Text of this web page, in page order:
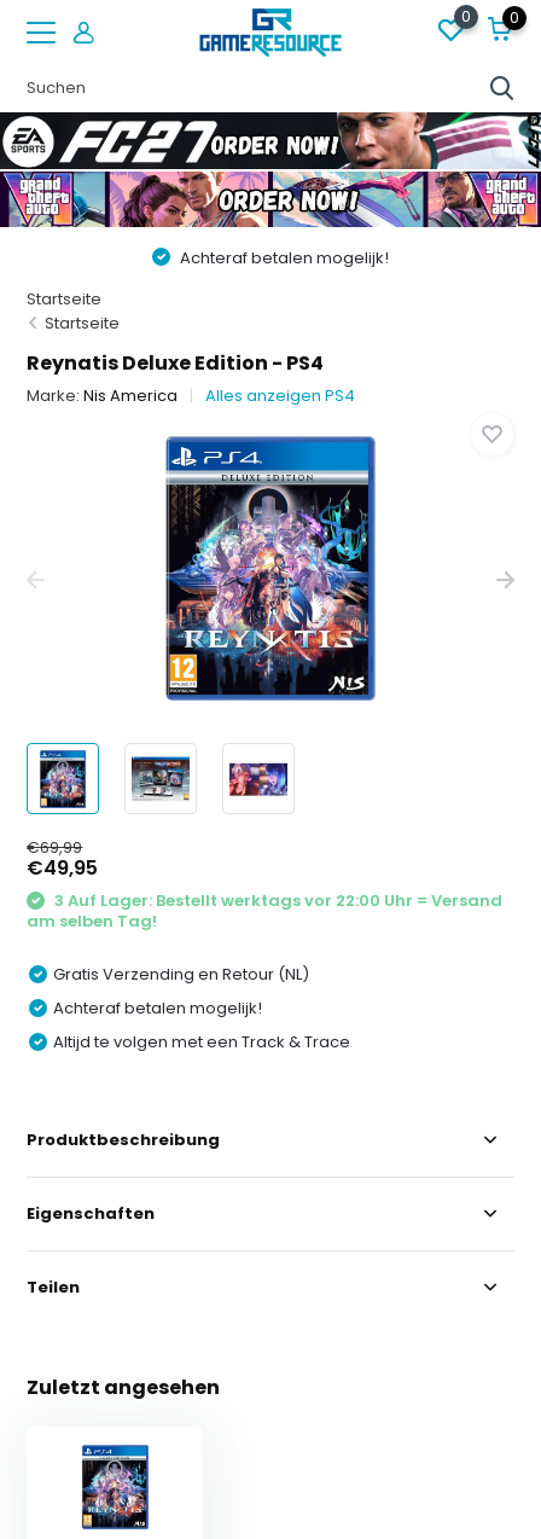
0 0
Achteraf betalen mogelijk!
Startseite
Startseite
Reynatis Deluxe Edition - PS4
Marke:Nis America Alles anzeigen PS4
€69,99
€49,95
3 Auf Lager: Bestellt werktags vor 22:00 Uhr = Versand
am selben Tag!
Gratis Verzending en Retour (NL)
Achteraf betalen mogelijk!
Altijd te volgen met een Track & Trace
Produktbeschreibung
Eigenschaften
Teilen
Zuletzt angesehen